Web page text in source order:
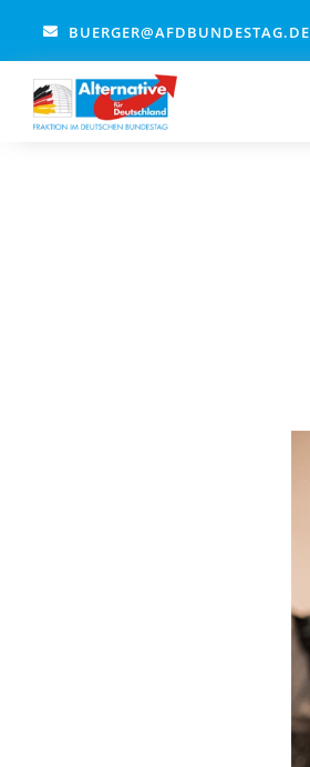
springen
BUERGER@AFDBUNDESTAG.DE